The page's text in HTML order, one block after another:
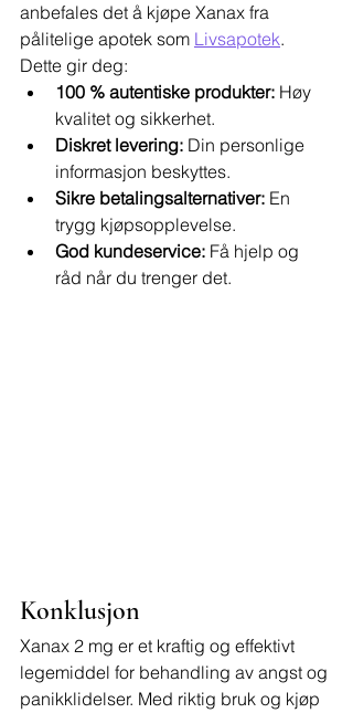
anbefales det å kjøpe Xanax fra
pålitelige apotek som Livsapotek.
Dette gir deg:
100 % autentiske produkter: Høy
kvalitet og sikkerhet.
Diskret levering: Din personlige
informasjon beskyttes.
Sikre betalingsalternativer: En
trygg kjøpsopplevelse.
God kundeservice: Få hjelp og
råd når du trenger det.
Konklusjon
Xanax 2 mg er et kraftig og effektivt
legemiddel for behandling av angst og
panikklidelser. Med riktig bruk og kjøp